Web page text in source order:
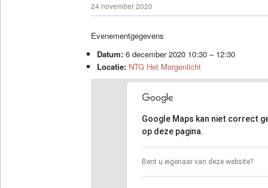
24 november 2020
Evenementgegevens
Datum: 6 december 2020 10:30– 12:30
Locatie: NTG Het Morgenlicht
Google Maps kan niet correct
op deze pagina.
Bent u eigenaar van deze website?